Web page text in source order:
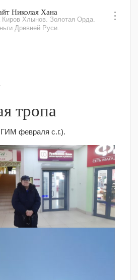
Николая Хана
Киров Хлынов. Золотая Орда.
Древней Руси.
тропа
ГИМ февраля с.г.).